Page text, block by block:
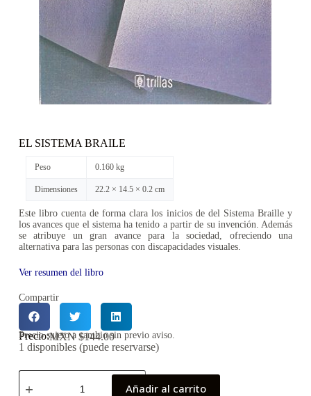
EL SISTEMA BRAILE
Peso 0.160 kg
Dimensiones 22.2 × 14.5 × 0.2 cm
Este libro cuenta de forma clara los inicios de del Sistema Braille y
los avances que el sistema ha tenido a partir de su invención. Además
se atribuye un gran avance para la sociedad, ofreciendo una
alternativa para las personas con discapacidades visuales.
Ver resumen del libro
Compartir
Precio:MXN $144.00
Precio sujeto a cambio sin previo aviso.
1 disponibles (puede reservarse)
Añadir al carrito